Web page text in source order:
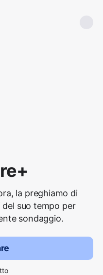
la preghiamo di
suo tempo per
sondaggio.